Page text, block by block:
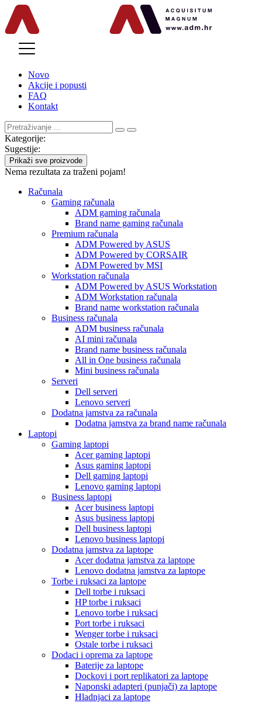
Novo
Akcije i popusti
FAQ
Kontakt
Kategorije:
Sugestije:
Prikaži sve proizvode
Nema rezultata za traženi pojam!
Računala
Gaming računala
ADM gaming računala
Brand name gaming računala
Premium računala
ADM Powered by ASUS
ADM Powered by CORSAIR
ADM Powered by MSI
Workstation računala
ADM Powered by ASUS Workstation
ADM Workstation računala
Brand name workstation računala
Business računala
ADM business računala
AI mini računala
Brand name business računala
All in One business računala
Mini business računala
Serveri
Dell serveri
Lenovo serveri
Dodatna jamstva za računala
Dodatna jamstva za brand name računala
Laptopi
Gaming laptopi
Acer gaming laptopi
Asus gaming laptopi
Dell gaming laptopi
Lenovo gaming laptopi
Business laptopi
Acer business laptopi
Asus business laptopi
Dell business laptopi
Lenovo business laptopi
Dodatna jamstva za laptope
Acer dodatna jamstva za laptope
Lenovo dodatna jamstva za laptope
Torbe i ruksaci za laptope
Dell torbe i ruksaci
HP torbe i ruksaci
Lenovo torbe i ruksaci
Port torbe i ruksaci
Wenger torbe i ruksaci
Ostale torbe i ruksaci
Dodaci i oprema za laptope
Baterije za laptope
Dockovi i port replikatori za laptope
Naponski adapteri (punjači) za laptope
Hladnjaci za laptope